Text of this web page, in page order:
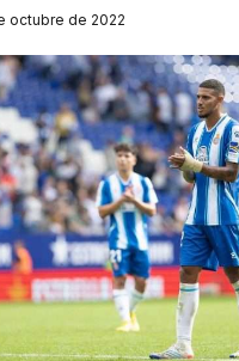
octubre de 2022